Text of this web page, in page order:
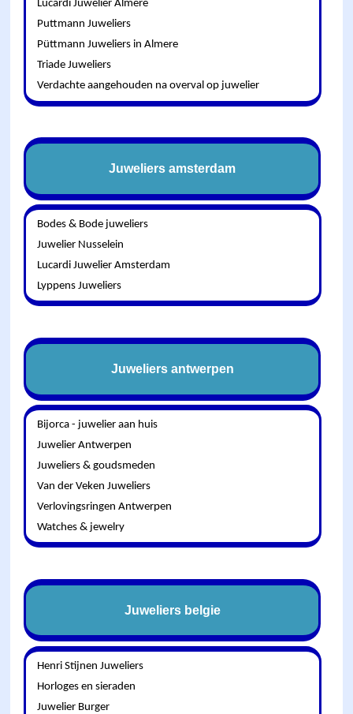
Lucardi Juwelier Almere
Puttmann Juweliers
Püttmann Juweliers in Almere
Triade Juweliers
Verdachte aangehouden na overval op juwelier
Juweliers amsterdam
Bodes & Bode juweliers
Juwelier Nusselein
Lucardi Juwelier Amsterdam
Lyppens Juweliers
Juweliers antwerpen
Bijorca - juwelier aan huis
Juwelier Antwerpen
Juweliers & goudsmeden
Van der Veken Juweliers
Verlovingsringen Antwerpen
Watches & jewelry
Juweliers belgie
Henri Stijnen Juweliers
Horloges en sieraden
Juwelier Burger